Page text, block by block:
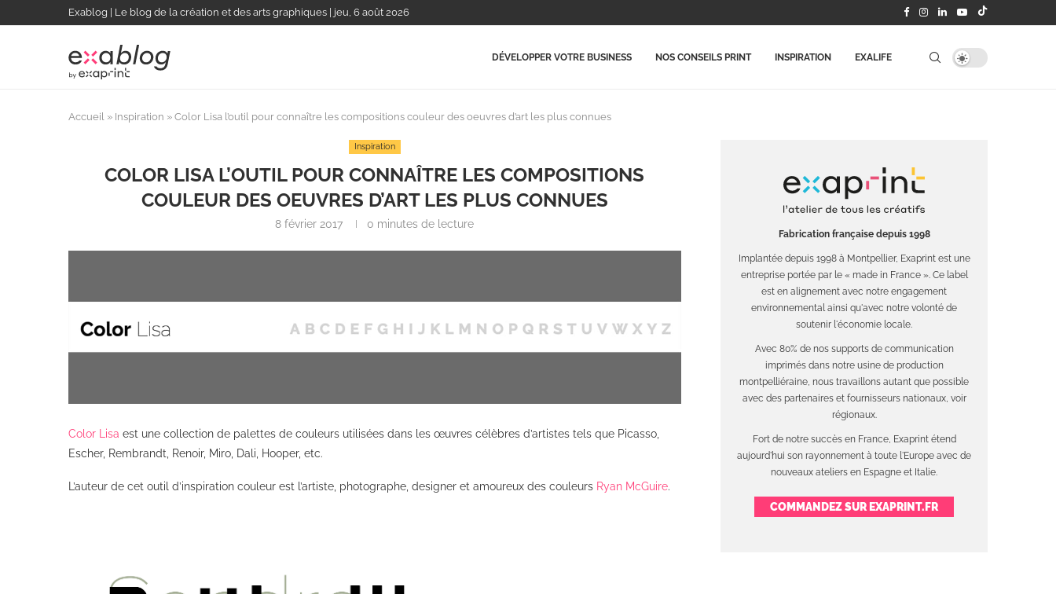
Exablog | Le blog de la création et des arts graphiques | jeu, 6 août 2026
DÉVELOPPER VOTRE BUSINESS NOS CONSEILS PRINT INSPIRATION EXALIFE
Accueil » Inspiration » Color Lisa l’outil pour connaître les compositions couleur des oeuvres d’art les plus connues
Inspiration
COLOR LISA L’OUTIL POUR CONNAÎTRE LES COMPOSITIONS
COULEUR DES OEUVRES D’ART LES PLUS CONNUES
8 février 2017 0 minutes de lecture
Color Lisa est une collection de palettes de couleurs utilisées dans les œuvres célèbres d’artistes tels que Picasso,
Escher, Rembrandt, Renoir, Miro, Dali, Hooper, etc.
L’auteur de cet outil d’inspiration couleur est l’artiste, photographe, designer et amoureux des couleurs Ryan McGuire.
Fabrication française depuis 1998
Implantée depuis 1998 à Montpellier, Exaprint est une
entreprise portée par le « made in France ». Ce label
est en alignement avec notre engagement
environnemental ainsi qu'avec notre volonté de
soutenir l'économie locale.
Avec 80% de nos supports de communication
imprimés dans notre usine de production
montpelliéraine, nous travaillons autant que possible
avec des partenaires et fournisseurs nationaux, voir
régionaux.
Fort de notre succès en France, Exaprint étend
aujourd'hui son rayonnement à toute l'Europe avec de
nouveaux ateliers en Espagne et Italie.
COMMANDEZ SUR EXAPRINT.FR